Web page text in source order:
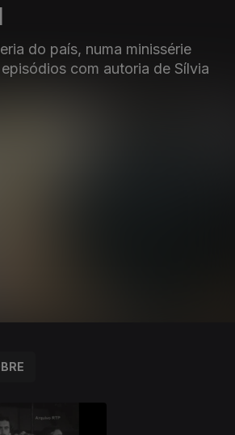
do país, numa minissérie
com autoria de Sílvia